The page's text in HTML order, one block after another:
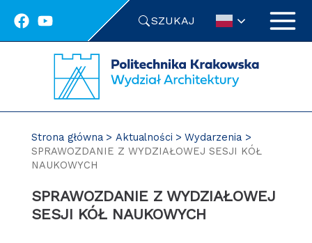
SZUKAJ
Strona główna Aktualności
Wydarzenia
SPRAWOZDANIE Z WYDZIAŁOWEJ SESJI KÓŁ
NAUKOWYCH
SPRAWOZDANIE Z WYDZIAŁOWEJ
SESJI KÓŁ NAUKOWYCH